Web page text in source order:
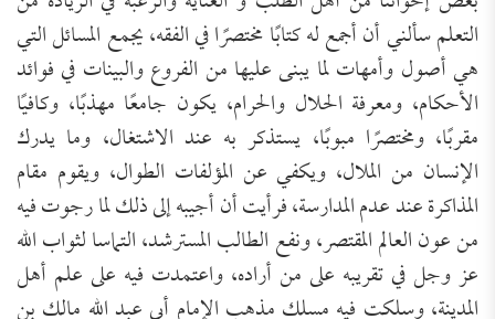
التعلم سألني أن أجمع له كتابًا مختصرًا في الفقه، يجمع المسائل التي
هي أصول وأمهات لما يبنى عليها من الفروع والبينات في فوائد
الأحكام، ومعرفة الحلال والحرام، يكون جامعًا مهذبًا، وكافيًا
مقربًا، ومختصرًا مبوبًا، يستذكر به عند الاشتغال، وما يدرك
الإنسان من الملال، ويكفي عن المؤلفات الطوال، ويقوم مقام
المذاكرة عند عدم المدارسة، فرأيت أن أجيبه إلى ذلك لما رجوت فيه
من عون العالم المقتصر، ونفع الطالب المسترشد، التماسا لثواب الله
عز وجل في تقريبه على من أراده، واعتمدت فيه على علم أهل